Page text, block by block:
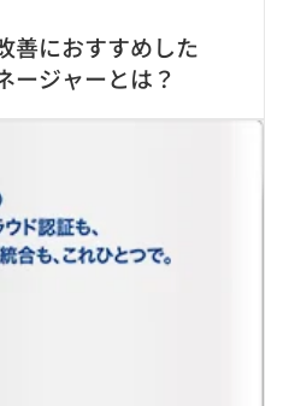
善におすすめした
ージャーとは？